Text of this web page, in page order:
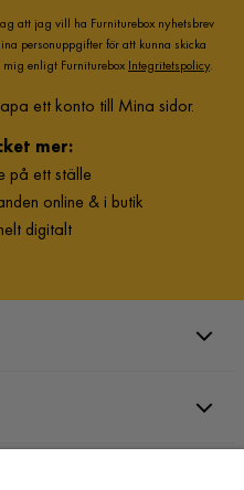
att jag vill ha Furniturebox nyhetsbrev
personuppgifter för att kunna skicka
enligt Furniturebox Integritetspolicy.
ett konto till Mina sidor.
mer:
på ett ställe
online & i butik
digitalt